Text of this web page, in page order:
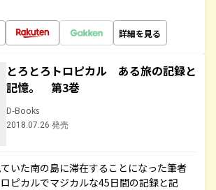
詳細を見る
とろとろトロピカル ある旅の記録と
記憶。 第3巻
D-Books
2018.07.26 発売
いた南の島に滞在することになった筆者
ピカルでマジカルな45日間の記録と記